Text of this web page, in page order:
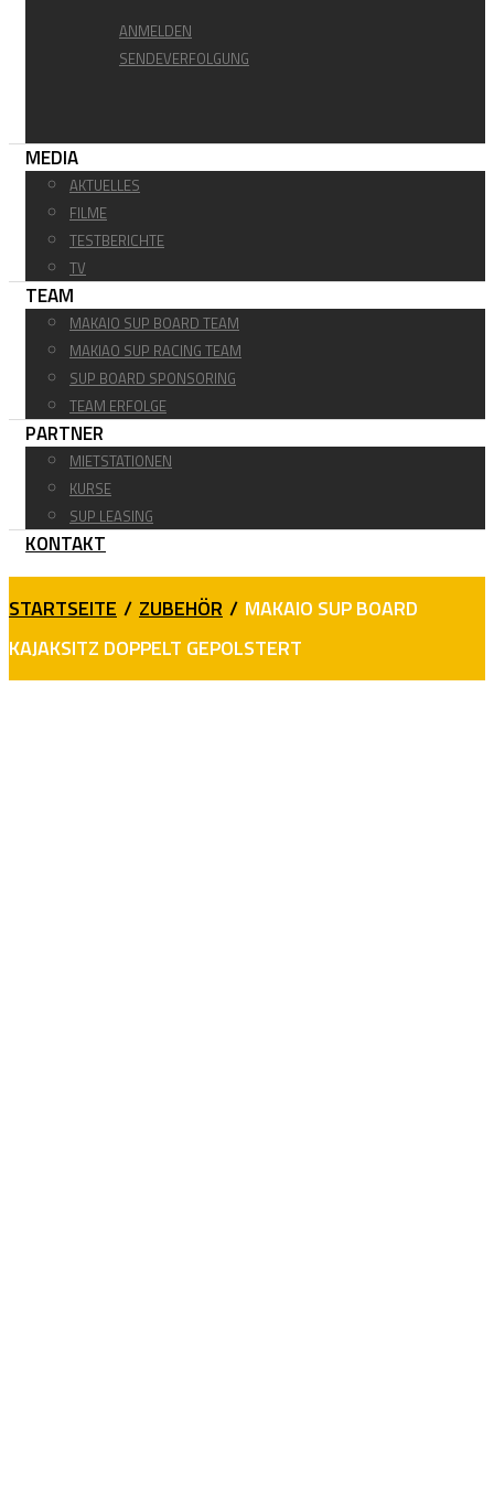
ANMELDEN
SENDEVERFOLGUNG
MEDIA
AKTUELLES
FILME
TESTBERICHTE
TV
TEAM
MAKAIO SUP BOARD TEAM
MAKIAO SUP RACING TEAM
SUP BOARD SPONSORING
TEAM ERFOLGE
PARTNER
MIETSTATIONEN
KURSE
SUP LEASING
KONTAKT
STARTSEITE / ZUBEHÖR / MAKAIO SUP BOARD
KAJAKSITZ DOPPELT GEPOLSTERT